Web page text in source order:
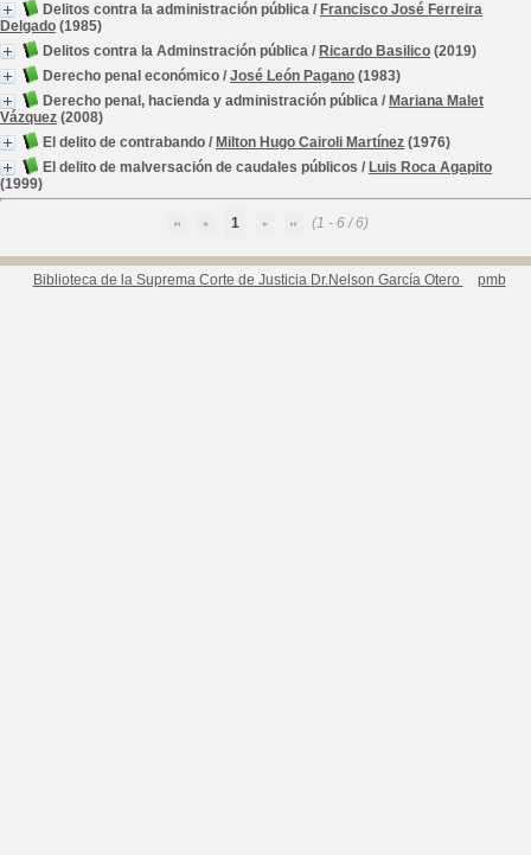
Delitos contra la administración pública / Francisco José Ferreira
Delgado (1985)
Delitos contra la Adminstración pública / Ricardo Basilico (2019)
Derecho penal económico / José León Pagano (1983)
Derecho penal, hacienda y administración pública / Mariana Malet
Vázquez (2008)
El delito de contrabando / Milton Hugo Cairoli Martínez (1976)
El delito de malversación de caudales públicos / Luis Roca Agapito
(1999)
1 (1 - 6 / 6)
Biblioteca de la Suprema Corte de Justicia Dr.Nelson García Otero pmb